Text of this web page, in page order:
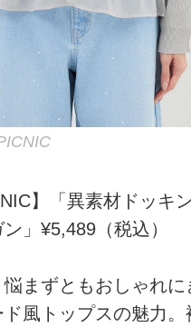
】「異素材ドッキ
」¥5,489（税込）
悩まずともおしゃれに
風トップスの魅力。